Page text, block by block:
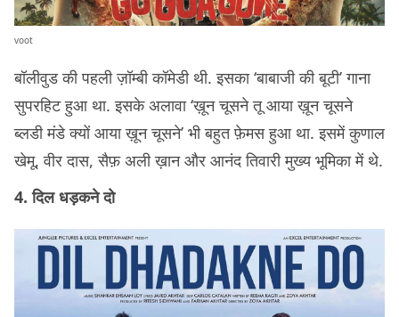
voot
बॉलीवुड की पहली ज़ॉम्बी कॉमेडी थी. इसका ‘बाबाजी की बूटी’ गाना
सुपरहिट हुआ था. इसके अलावा ‘ख़ून चूसने तू आया ख़ून चूसने
ब्लडी मंडे क्यों आया ख़ून चूसने’ भी बहुत फ़ेमस हुआ था. इसमें कुणाल
खेमू, वीर दास, सैफ़ अली ख़ान और आनंद तिवारी मुख्य भूमिका में थे.
4. दिल धड़कने दो